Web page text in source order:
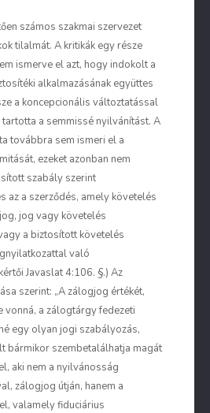
számos szakmai szervezet
tilalmát. A kritikák egy része
ismerve el azt, hogy indokolt a
alkalmazásának együttes
a koncepcionális változtatással
a semmissé nyilvánítást. A
továbbra sem ismeri el a
ezeket azonban nem
szabály szerint
az a szerződés, amely követelés
jog vagy követelés
a biztosított követelés
való
Javaslat 4:106. §.) Az
szerint: „A zálogjog értékét,
vonná, a zálogtárgy fedezeti
egy olyan jogi szabályozás,
bármikor szembetalálhatja magát
aki nem a nyilvánosság
zálogjog útján, hanem a
valamely fiduciárius